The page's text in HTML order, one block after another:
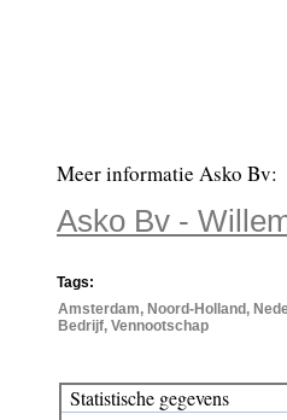
Meer informatie Asko Bv:
Asko Bv -
Tags:
Amsterdam, Noord-Holland,
Bedrijf, Vennootschap
Statistische gegevens